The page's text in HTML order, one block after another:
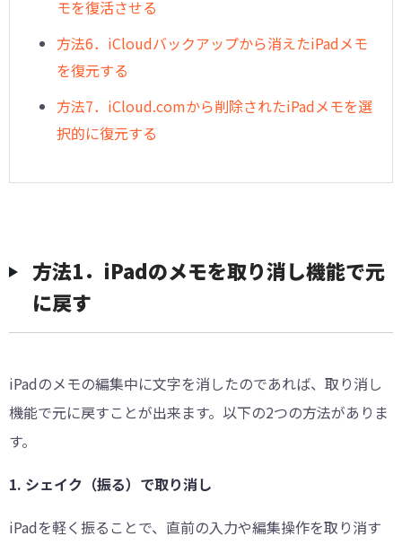
モを復活させる
方法6．iCloudバックアップから消えたiPadメモ
を復元する
方法7．iCloud.comから削除されたiPadメモを選
択的に復元する
方法1．iPadのメモを取り消し機能で元
に戻す
iPadのメモの編集中に文字を消したのであれば、取り消し
機能で元に戻すことが出来ます。以下の2つの方法がありま
す。
1. シェイク（振る）で取り消し
iPadを軽く振ることで、直前の入力や編集操作を取り消す